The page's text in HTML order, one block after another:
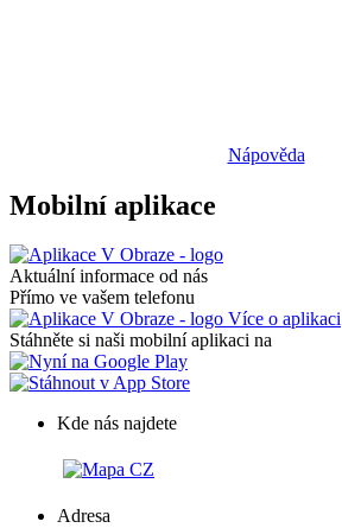
Nápověda
Mobilní aplikace
Aktuální informace od nás
Přímo ve vašem telefonu
Více o aplikaci
Stáhněte si naši mobilní aplikaci na
Kde nás najdete
Adresa